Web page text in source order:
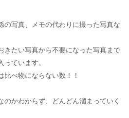
の写真、メモの代わりに撮った写真な
きたい写真から不要になった写真まで
ています。
べ物にならない数！！
のかわからず、どんどん溜まっていく